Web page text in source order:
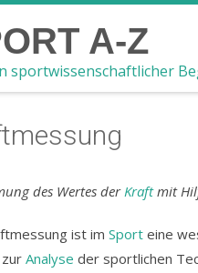
A-Z
sportwissenschaftlicher
des Wertes derKraftmit
ist im Sport eine
Analyse der sportlichen